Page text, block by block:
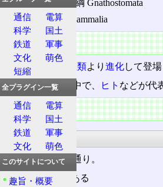
上綱: 顎口上綱 Gnathostomata
綱:
哺乳綱 Mammalia
概要
約2億年前、 両生類より進化して登場
現存する動物の中で、
ヒト などが代
特徴
主な特徴
主な特徴は次の通り。
恒温動物である
通信
電算
科学
国土
鉄道
軍事
文化
萌色
短縮
全プラグイン一覧
通信
電算
科学
国土
鉄道
軍事
文化
萌色
このサイトについて
趣旨・概要